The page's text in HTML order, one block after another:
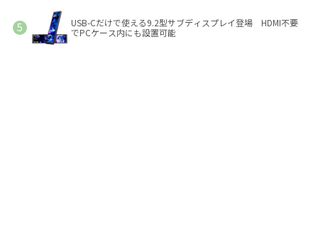
USB-Cだけで使える9.2型サブディスプレイ登場 HDMI不要
でPCケース内にも設置可能